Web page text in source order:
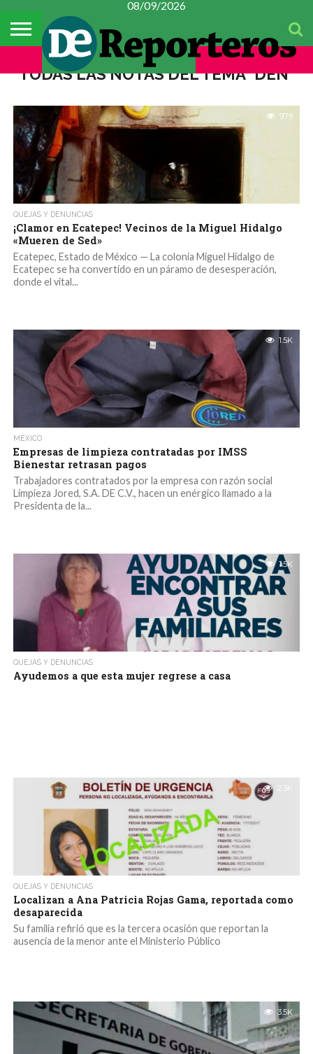
TEMAS
DEL
#CONSTITUYENTE
MÉXICO
METROPOLI
POLICIACA
ESPECTÁCULOS
CULTURA
FINANZAS
CIENCIA Y
TECNOLOGÍA
MUJER
08/09/2026
TODAS LAS NOTAS DEL TEMA "DEN"
979
QUEJAS Y DENUNCIAS
¡Clamor en Ecatepec! Vecinos de la Miguel Hidalgo
«Mueren de Sed»
Ecatepec, Estado de México — La colonia Miguel Hidalgo de
Ecatepec se ha convertido en un páramo de desesperación,
donde el vital...
1.5K
MÉXICO
Empresas de limpieza contratadas por IMSS
Bienestar retrasan pagos
Trabajadores contratados por la empresa con razón social
Limpieza Jored, S.A. DE C.V., hacen un enérgico llamado a la
Presidenta de la...
1.5K
QUEJAS Y DENUNCIAS
Ayudemos a que esta mujer regrese a casa
2.3K
QUEJAS Y DENUNCIAS
Localizan a Ana Patricia Rojas Gama, reportada como
desaparecida
Su familia refirió que es la tercera ocasión que reportan la
ausencia de la menor ante el Ministerio Público
3.5K